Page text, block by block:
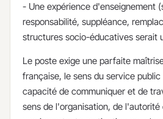
- Une expérience d'enseignement
responsabilité, suppléance,
structures socio-éducatives serait
Le poste exige une parfaite
française, le sens du service
capacité de communiquer et de
sens de l'organisation, de l'autorité